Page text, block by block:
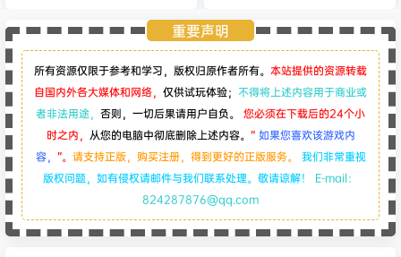
重要声明
所有资源仅限于参考和学习，版权归原作者所有。 本站提供的资源转载
自国内外各大媒体和网络， 仅供试玩体验； 不得将上述内容用于商业或
者非法用途， 否则，一切后果请用户自负。
您必须在下载后的24个小
时之内， 从您的电脑中彻底删除上述内容。 “如果您喜欢该游戏内
容， ”。 请支持正版，购买注册，得到更好的正版服务。 我们非常重视
版权问题，如有侵权请邮件与我们联系处理。敬请谅解！ E-mail：
824287876@qq.com